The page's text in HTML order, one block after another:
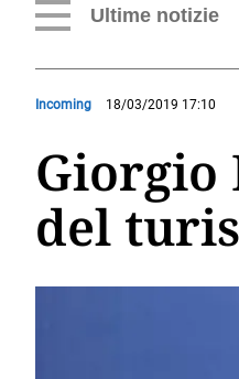
Ultime notizie
Incoming 18/03/2019 17:10
Giorgio
del